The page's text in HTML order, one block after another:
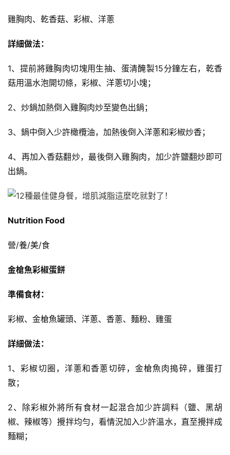
脂
計
劃
雞胸肉、乾香菇、彩椒、洋蔥
詳細做法：
1、提前將雞胸肉切塊用生抽、蛋清醃製15分鐘左右，乾香
菇用溫水泡開切條，彩椒、洋蔥切小塊；
2、炒鍋加熱倒入雞胸肉炒至變色出鍋；
3、鍋中倒入少許橄欖油，加熱後倒入洋蔥和彩椒炒香；
4、再加入香菇翻炒，最後倒入雞胸肉，加少許鹽翻炒即可
出鍋。
Nutrition Food
營/養/美/食
金槍魚彩椒蛋餅
準備食材：
彩椒、金槍魚罐頭、洋蔥、香蔥、麵粉、雞蛋
詳細做法：
1、彩椒切圈，洋蔥和香蔥切碎，金槍魚肉搗碎，雞蛋打
散；
2、除彩椒外將所有食材一起混合加少許調料（鹽、黑胡
椒、辣椒等）攪拌均勻，看情況加入少許溫水，直至攪拌成
麵糊；